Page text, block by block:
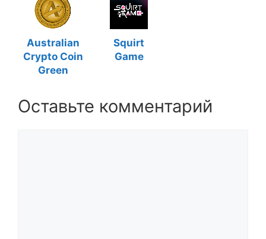
Australian
Crypto Coin
Green
Squirt
Game
Оставьте комментарий